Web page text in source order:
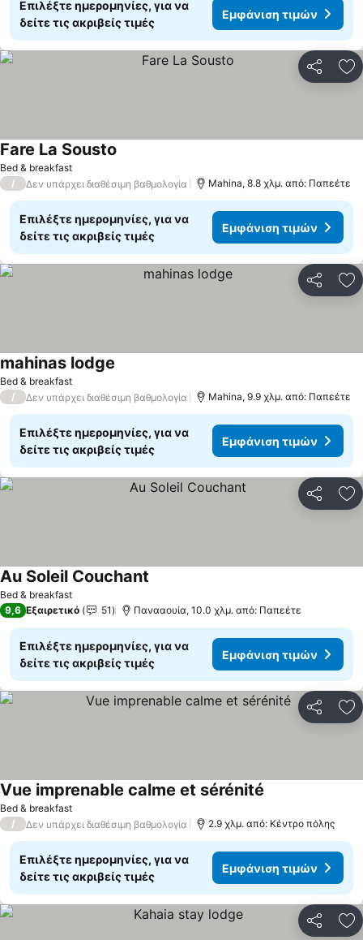
Επιλέξτε ημερομηνίες, για να
δείτε τις ακριβείς τιμές
Εμφάνιση τιμών
Bed & breakfast
Fare La Sousto
/ Δεν υπάρχει διαθέσιμη βαθμολογία Mahina, 8.8 χλμ. από: Παπεέτε
Επιλέξτε ημερομηνίες, για να
δείτε τις ακριβείς τιμές
Εμφάνιση τιμών
Bed & breakfast
mahinas lodge
/ Δεν υπάρχει διαθέσιμη βαθμολογία Mahina, 9.9 χλμ. από: Παπεέτε
Επιλέξτε ημερομηνίες, για να
δείτε τις ακριβείς τιμές
Εμφάνιση τιμών
Bed & breakfast
Au Soleil Couchant
9,6 Εξαιρετικό 51 Πανααουία, 10.0 χλμ. από: Παπεέτε
Επιλέξτε ημερομηνίες, για να
δείτε τις ακριβείς τιμές
Εμφάνιση τιμών
Bed & breakfast
Vue imprenable calme et sérénité
/ Δεν υπάρχει διαθέσιμη βαθμολογία 2.9 χλμ. από: Κέντρο πόλης
Επιλέξτε ημερομηνίες, για να
δείτε τις ακριβείς τιμές
Εμφάνιση τιμών